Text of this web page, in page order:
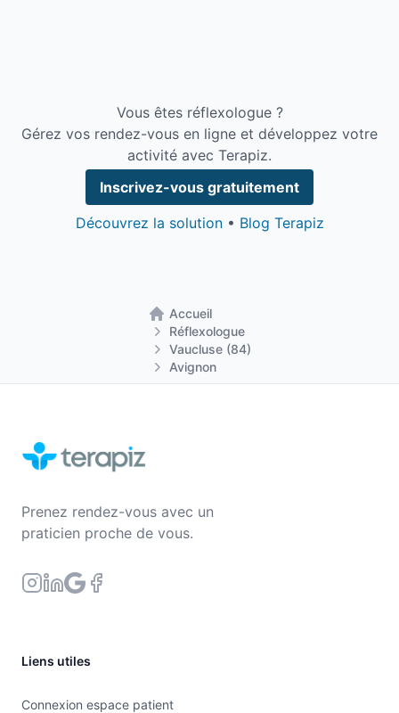
Vous êtes réflexologue ?
Gérez vos rendez-vous en ligne et développez votre
activité avec Terapiz.
Inscrivez-vous gratuitement
Découvrez la solution• Blog Terapiz
Accueil
Retour à la page d'accueil
Réflexologue
Vaucluse (84)
Avignon
Prenez rendez-vous avec un
praticien proche de vous.
Liens utiles
Connexion espace patient